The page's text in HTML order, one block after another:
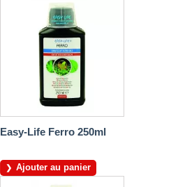
Easy-Life Ferro 250ml
Ajouter au panier